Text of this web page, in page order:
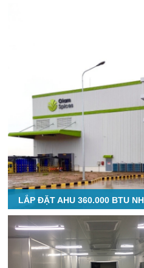
LẮP ĐẶT AHU 360.000 BTU